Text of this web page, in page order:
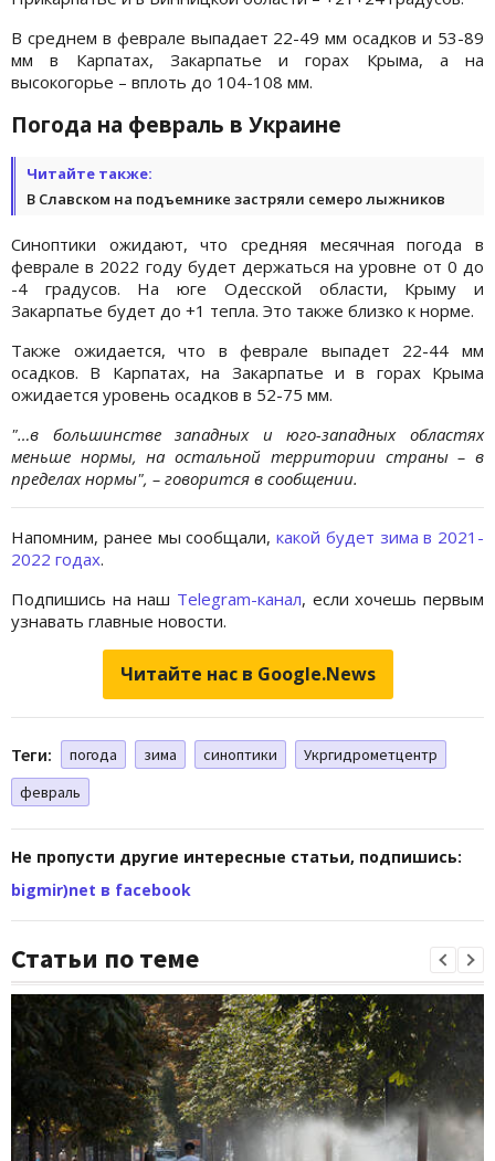
В среднем в феврале выпадает 22-49 мм осадков и 53-89
мм в Карпатах, Закарпатье и горах Крыма, а на
высокогорье – вплоть до 104-108 мм.
Погода на февраль в Украине
Читайте также:
В Славском на подъемнике застряли семеро лыжников
Синоптики ожидают, что средняя месячная погода в
феврале в 2022 году будет держаться на уровне от 0 до
-4 градусов. На юге Одесской области, Крыму и
Закарпатье будет до +1 тепла. Это также близко к норме.
Также ожидается, что в феврале выпадет 22-44 мм
осадков. В Карпатах, на Закарпатье и в горах Крыма
ожидается уровень осадков в 52-75 мм.
"…в большинстве западных и юго-западных областях
меньше нормы, на остальной территории страны – в
пределах нормы", – говорится в сообщении.
Напомним, ранее мы сообщали, какой будет зима в 2021-
2022 годах.
Подпишись на наш Telegram-канал, если хочешь первым
узнавать главные новости.
Читайте нас в Google.News
Теги: погода зима синоптики
Укргидрометцентр
февраль
Не пропусти другие интересные статьи, подпишись:
bigmir)net в facebook
Статьи по теме